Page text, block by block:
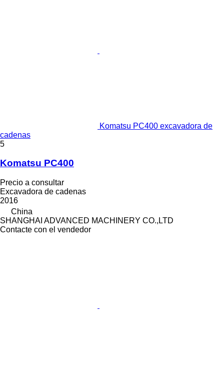
Komatsu PC400 excavadora de
cadenas
5
Komatsu PC400
Precio a consultar
Excavadora de cadenas
2016
China
SHANGHAI ADVANCED MACHINERY CO.,LTD
Contacte con el vendedor